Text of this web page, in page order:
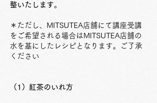
整いたします。
＊ただし、MITSUTEA店舗にて講座受講
をご希望される場合はMITSUTEA店舗の
水を基にしたレシピとなります。ご了承
ください
（1）紅茶のいれ方